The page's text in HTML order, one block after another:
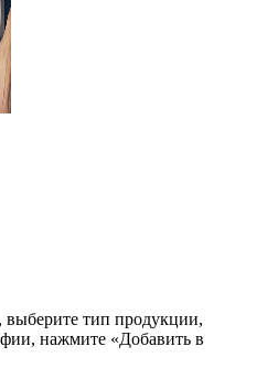
выберите тип продукции,
нажмите «Добавить в